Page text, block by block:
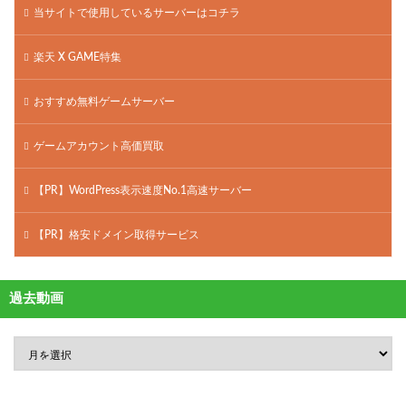
当サイトで使用しているサーバーはコチラ
楽天 X GAME特集
おすすめ無料ゲームサーバー
ゲームアカウント高価買取
【PR】WordPress表示速度No.1高速サーバー
【PR】格安ドメイン取得サービス
過去動画